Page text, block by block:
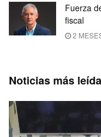
Fuerza
fiscal
2
Noticias más